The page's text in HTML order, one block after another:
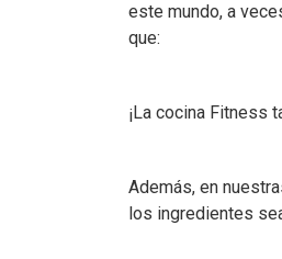
este mundo, a
que:
¡La cocina Fitness
Además, en
los ingredientes